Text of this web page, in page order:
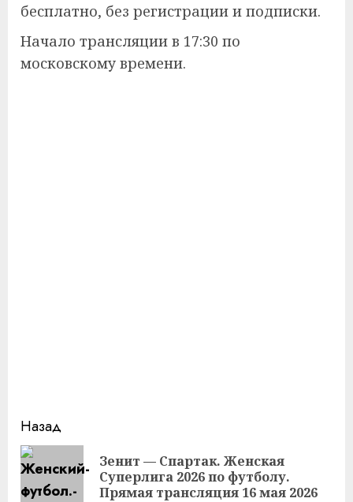
бесплатно, без регистрации и подписки.
Начало трансляции в 17:30 по
московскому времени.
Продолжить
чтение
Назад
Зенит — Спартак. Женская
Суперлига 2026 по футболу.
Прямая трансляция 16 мая 2026